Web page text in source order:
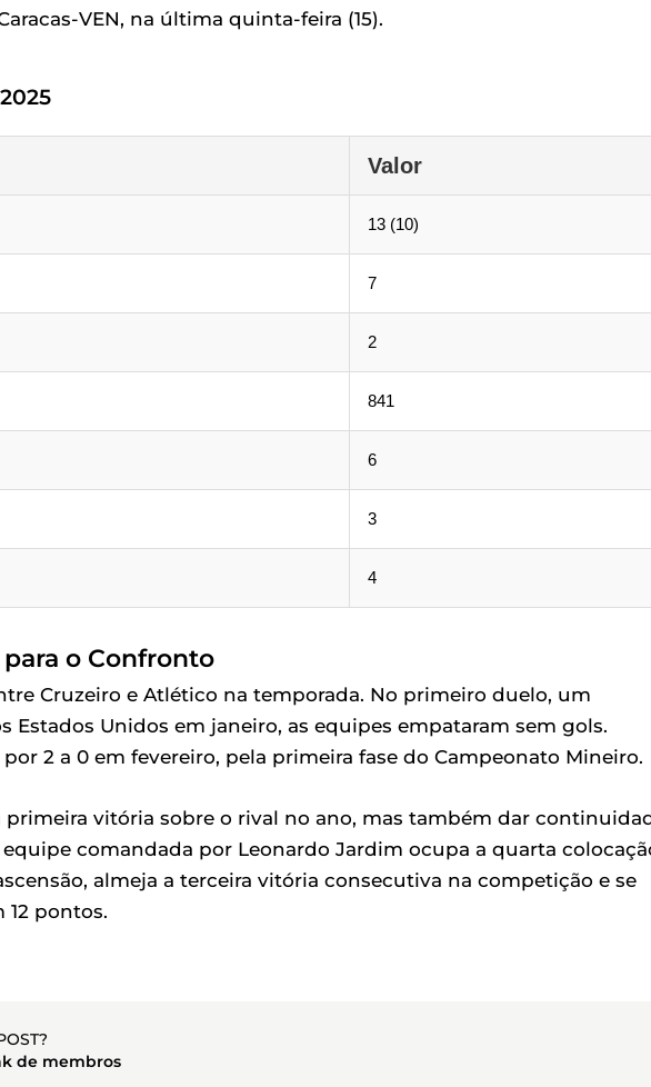
VEN, na última quinta-feira (15).
Valor
13 (10)
7
2
841
6
3
4
o Confronto
Cruzeiro e Atlético na temporada. No primeiro duelo, um
Estados Unidos em janeiro, as equipes empataram sem gols.
2 a 0 em fevereiro, pela primeira fase do Campeonato Mineiro.
primeira vitória sobre o rival no ano, mas também dar
equipe comandada por Leonardo Jardim ocupa a quarta
almeja a terceira vitória consecutiva na competição e se
pontos.
de membros